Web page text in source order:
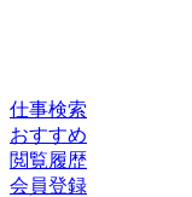
仕事検索
おすすめ
閲覧履歴
会員登録